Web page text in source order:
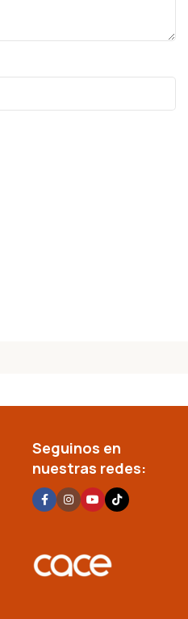
Seguinos en
nuestras redes: